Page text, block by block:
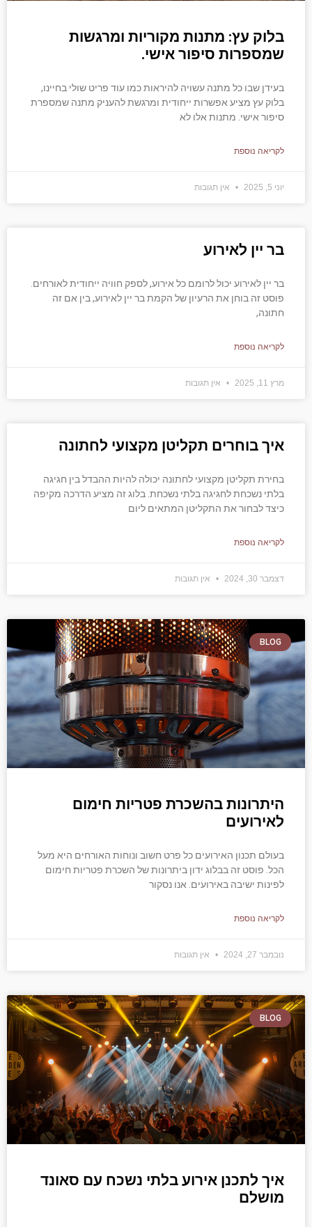
בלוק עץ: מתנות מקוריות ומרגשות
שמספרות סיפור אישי.
בעידן שבו כל מתנה עשויה להיראות כמו עוד פריט שולי בחיינו,
בלוק עץ מציע אפשרות ייחודית ומרגשת להעניק מתנה שמספרת
סיפור אישי. מתנות אלו לא
לקריאה נוספת
יוני 5, 2025 אין תגובות
בר יין לאירוע
בר יין לאירוע יכול לרומם כל אירוע, לספק חוויה ייחודית לאורחים.
פוסט זה בוחן את הרעיון של הקמת בר יין לאירוע, בין אם זה
חתונה,
לקריאה נוספת
מרץ 11, 2025 אין תגובות
איך בוחרים תקליטן מקצועי לחתונה
בחירת תקליטן מקצועי לחתונה יכולה להיות ההבדל בין חגיגה
בלתי נשכחת לחגיגה בלתי נשכחת. בלוג זה מציע הדרכה מקיפה
כיצד לבחור את התקליטן המתאים ליום
לקריאה נוספת
דצמבר 30, 2024 אין תגובות
BLOG
היתרונות בהשכרת פטריות חימום
לאירועים
בעולם תכנון האירועים כל פרט חשוב ונוחות האורחים היא מעל
הכל. פוסט זה בבלוג ידון ביתרונות של השכרת פטריות חימום
לפינות ישיבה באירועים. אנו נסקור
לקריאה נוספת
נובמבר 27, 2024 אין תגובות
BLOG
איך לתכנן אירוע בלתי נשכח עם סאונד
מושלם